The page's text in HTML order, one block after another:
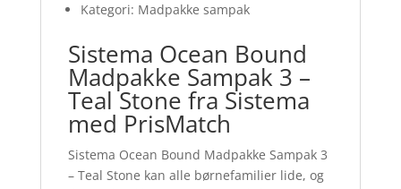
Kategori: Madpakke sampak
Sistema Ocean Bound
Madpakke Sampak 3 –
Teal Stone fra Sistema
med PrisMatch
Sistema Ocean Bound Madpakke Sampak 3
– Teal Stone kan alle børnefamilier lide, og